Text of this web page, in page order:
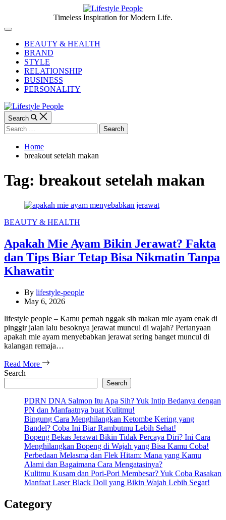
content
People
Timeless Inspiration for Modern Life.
Off
CanvasBEAUTY & HEALTH
BRAND
STYLE
RELATIONSHIP
BUSINESS
PERSONALITY
Search
Search
for:
Home
breakout setelah makan
Tag: breakout setelah makan
Categories
BEAUTY & HEALTH
Apakah Mie Ayam Bikin Jerawat? Fakta
dan Tips Biar Tetap Bisa Nikmatin Tanpa
Khawatir
By lifestyle-people
May 6, 2026
lifestyle people – Kamu pernah nggak sih makan mie ayam enak di
pinggir jalan lalu besoknya jerawat muncul di wajah? Pertanyaan
apakah mie ayam menyebabkan jerawat sering banget muncul di
kalangan remaja…
Read More
Search
Search
PDRN DNA Salmon Itu Apa Sih? Yuk Intip Bedanya dengan
PN dan Manfaatnya buat Kulitmu!
Bingung Cara Menghilangkan Ketombe Kering yang
Bandel? Coba Ini Biar Rambutmu Lebih Sehat!
Bopeng Bekas Jerawat Bikin Tidak Percaya Diri? Ini Cara
Menghilangkan Bopeng di Wajah yang Bisa Kamu Coba!
Perbedaan Melasma dan Flek Hitam: Mana yang Kamu
Alami dan Bagaimana Cara Mengatasinya?
Kulitmu Kusam dan Pori-Pori Membesar? Yuk Coba Rasakan
Manfaat Laser Black Doll yang Bikin Wajah Lebih Segar!
Category